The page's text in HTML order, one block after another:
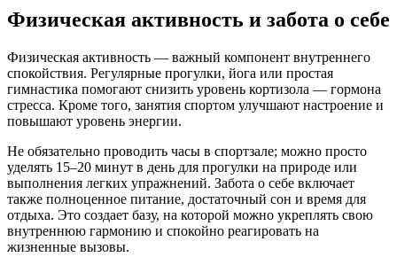
Физическая активность и забота о себе
Физическая активность — важный компонент внутреннего
спокойствия. Регулярные прогулки, йога или простая
гимнастика помогают снизить уровень кортизола — гормона
стресса. Кроме того, занятия спортом улучшают настроение и
повышают уровень энергии.
Не обязательно проводить часы в спортзале; можно просто
уделять 15–20 минут в день для прогулки на природе или
выполнения легких упражнений. Забота о себе включает
также полноценное питание, достаточный сон и время для
отдыха. Это создает базу, на которой можно укреплять свою
внутреннюю гармонию и спокойно реагировать на
жизненные вызовы.